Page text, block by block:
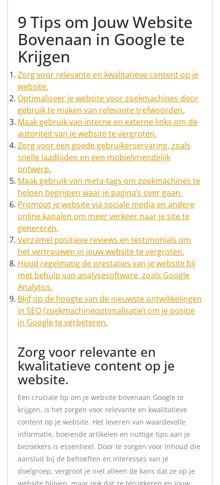
9 Tips om Jouw Website
Bovenaan in Google te
Krijgen
Zorg voor relevante en kwalitatieve content op je
website.
Optimaliseer je website voor zoekmachines door
gebruik te maken van relevante trefwoorden.
Maak gebruik van interne en externe links om de
autoriteit van je website te vergroten.
Zorg voor een goede gebruikerservaring, zoals
snelle laadtijden en een mobielvriendelijk
ontwerp.
Maak gebruik van meta-tags om zoekmachines te
helpen begrijpen waar je pagina’s over gaan.
Promoot je website via sociale media en andere
online kanalen om meer verkeer naar je site te
genereren.
Verzamel positieve reviews en testimonials om
het vertrouwen in jouw website te vergroten.
Houd regelmatig de prestaties van je website bij
met behulp van analysesoftware, zoals Google
Analytics.
Blijf op de hoogte van de nieuwste ontwikkelingen
in SEO (zoekmachineoptimalisatie) om je positie
in Google te verbeteren.
Zorg voor relevante en
kwalitatieve content op je
website.
Een cruciale tip om je website bovenaan Google te
krijgen, is het zorgen voor relevante en kwalitatieve
content op je website. Het leveren van waardevolle
informatie, boeiende artikelen en nuttige tips aan je
bezoekers is essentieel. Door te zorgen voor inhoud die
aansluit bij de behoeften en interesses van je
doelgroep, vergroot je niet alleen de kans dat ze op je